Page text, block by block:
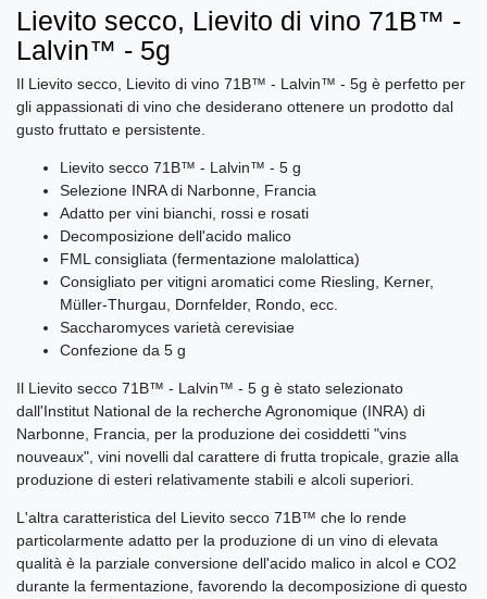
Lievito secco, Lievito di vino 71B™ -
Lalvin™ - 5g
Il Lievito secco, Lievito di vino 71B™ - Lalvin™ - 5g è perfetto per
gli appassionati di vino che desiderano ottenere un prodotto dal
gusto fruttato e persistente.
Lievito secco 71B™ - Lalvin™ - 5 g
Selezione INRA di Narbonne, Francia
Adatto per vini bianchi, rossi e rosati
Decomposizione dell'acido malico
FML consigliata (fermentazione malolattica)
Consigliato per vitigni aromatici come Riesling, Kerner,
Müller-Thurgau, Dornfelder, Rondo, ecc.
Saccharomyces varietà cerevisiae
Confezione da 5 g
Il Lievito secco 71B™ - Lalvin™ - 5 g è stato selezionato
dall'Institut National de la recherche Agronomique (INRA) di
Narbonne, Francia, per la produzione dei cosiddetti "vins
nouveaux", vini novelli dal carattere di frutta tropicale, grazie alla
produzione di esteri relativamente stabili e alcoli superiori.
L'altra caratteristica del Lievito secco 71B™ che lo rende
particolarmente adatto per la produzione di un vino di elevata
qualità è la parziale conversione dell'acido malico in alcol e CO2
durante la fermentazione, favorendo la decomposizione di questo